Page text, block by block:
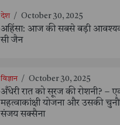
देश / October 30, 2025
अहिंसा: आज की सबसे बड़ी
सी जैन
विज्ञान / October 30, 2025
अँधेरी रात को सूरज की रोशनी? –
महत्वाकांक्षी योजना और उसकी
संजय सक्सैना